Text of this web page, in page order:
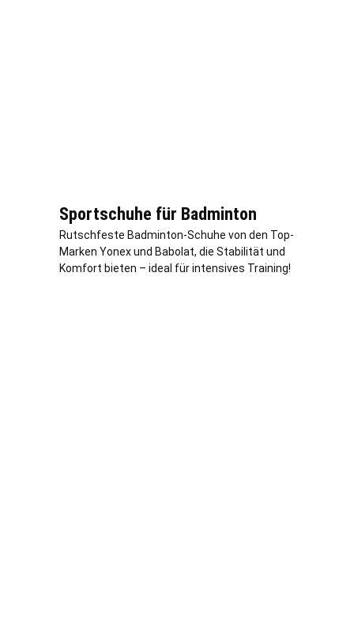
Sportschuhe für Badminton
Rutschfeste Badminton-Schuhe von den Top-
Marken Yonex und Babolat, die Stabilität und
Komfort bieten – ideal für intensives Training!